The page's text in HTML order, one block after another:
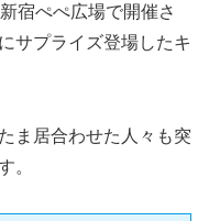
宿ぺぺ広場で開催さ
サプライズ登場したキ
ま居合わせた人々も突
。